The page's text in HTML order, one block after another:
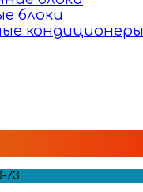
блоки
кондиционеры
73